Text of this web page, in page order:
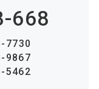
668
7730
9867
5462